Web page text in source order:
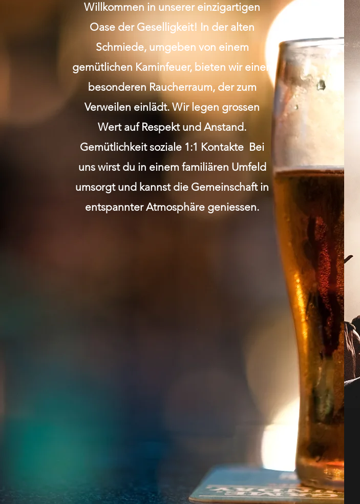
Willkommen in unserer einzigartigen
Oase der Geselligkeit! In der alten
Schmiede, umgeben von einem
gemütlichen Kaminfeuer, bieten wir einen
besonderen Raucherraum, der zum
Verweilen einlädt. Wir legen grossen
Wert auf Respekt und Anstand.
Gemütlichkeit soziale 1:1 Kontakte Bei
uns wirst du in einem familiären Umfeld
umsorgt und kannst die Gemeinschaft in
entspannter Atmosphäre geniessen.